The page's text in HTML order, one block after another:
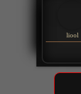
liool